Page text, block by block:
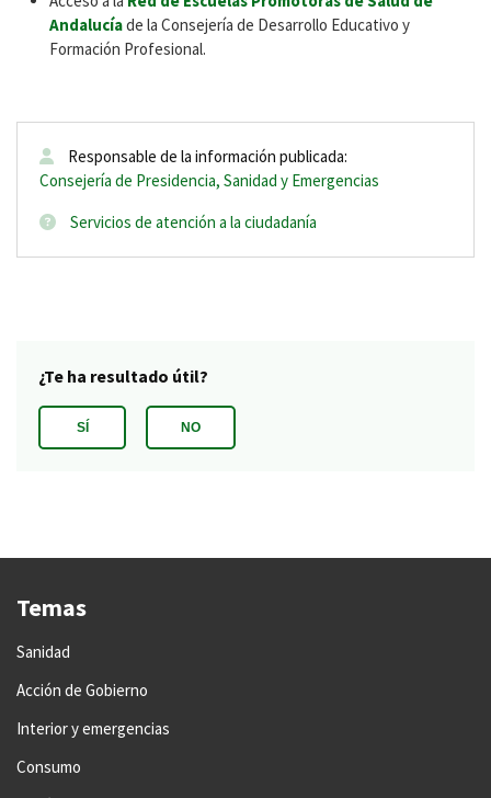
Andalucíade la Consejería de Desarrollo Educativo y
Formación Profesional.
Responsable de la información publicada:
Consejería de Presidencia, Sanidad y Emergencias
Servicios de atención a la ciudadanía
Temas
Sanidad
Acción de Gobierno
Interior y emergencias
Consumo